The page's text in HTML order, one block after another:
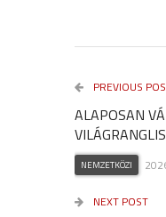
PREVIOUS
ALAPOSAN
NEMZETKÖZI
NEXT POST